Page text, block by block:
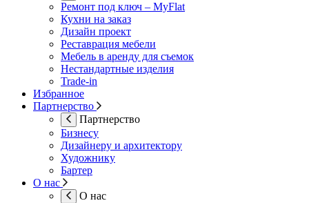
Ремонт под ключ – MyFlat
Кухни на заказ
Дизайн проект
Реставрация мебели
Мебель в аренду для съемок
Нестандартные изделия
Trade-in
Избранное
Партнерство
Партнерство
Бизнесу
Дизайнеру и архитектору
Художнику
Бартер
О нас
О нас